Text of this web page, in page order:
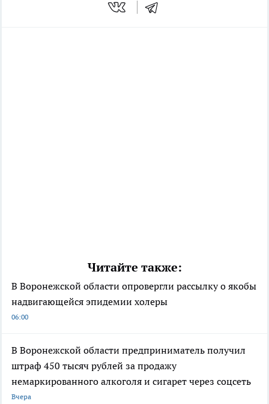
Читайте также:
В Воронежской области опровергли рассылку о якобы
надвигающейся эпидемии холеры
06:00
В Воронежской области предприниматель получил
штраф 450 тысяч рублей за продажу
немаркированного алкоголя и сигарет через соцсеть
Вчера